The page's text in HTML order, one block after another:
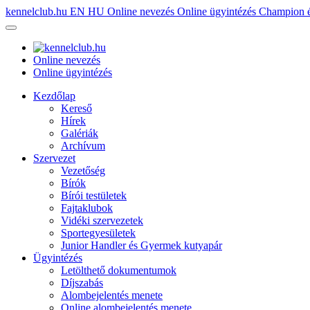
kennelclub.hu EN HU Online nevezés Online ügyintézés Champion
Online nevezés
Online ügyintézés
Kezdőlap
Kereső
Hírek
Galériák
Archívum
Szervezet
Vezetőség
Bírók
Bírói testületek
Fajtaklubok
Vidéki szervezetek
Sportegyesületek
Junior Handler és Gyermek kutyapár
Ügyintézés
Letölthető dokumentumok
Díjszabás
Alombejelentés menete
Online alombejelentés menete